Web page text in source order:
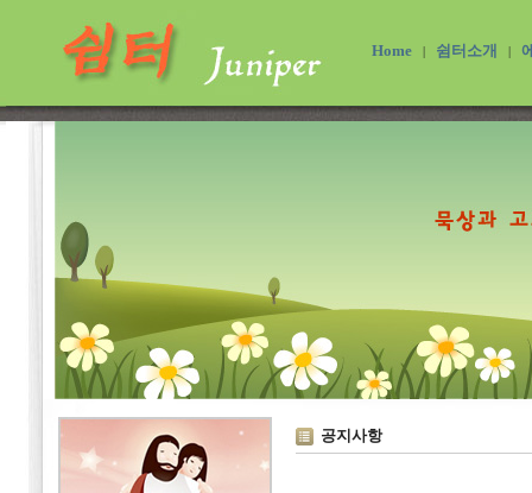
Home 쉼터소개
공지사항